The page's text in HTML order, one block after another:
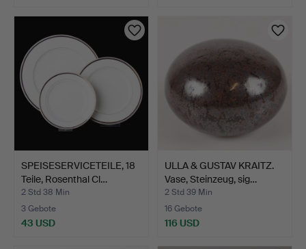
SPEISESERVICETEILE, 18
Teile, Rosenthal Cl…
2 Std 38 Min
3 Gebote
43 USD
ULLA & GUSTAV KRAITZ.
Vase, Steinzeug, sig…
2 Std 39 Min
16 Gebote
116 USD